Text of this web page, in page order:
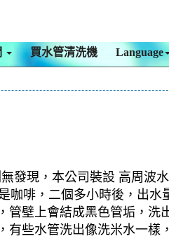
買水管清洗機 Language
發現，本公司裝設 高周波
咖啡，二個多小時後，出水
壁上會結成黑色管垢，洗
些水管洗出像洗米水一樣